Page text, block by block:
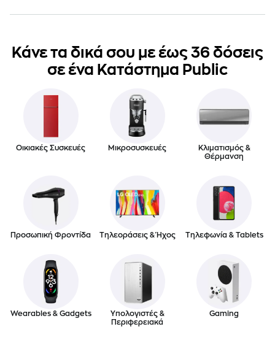
Κάνε τα δικά σου με έως 36 δόσεις
σε ένα Κατάστημα Public
Οικιακές Συσκευές Μικροσυσκευές
Κλιματισμός &
Θέρμανση
Προσωπική Φροντίδα Τηλεοράσεις & Ήχος Τηλεφωνία & Tablets
Wearables & Gadgets
Υπολογιστές &
Περιφερειακά
Gaming